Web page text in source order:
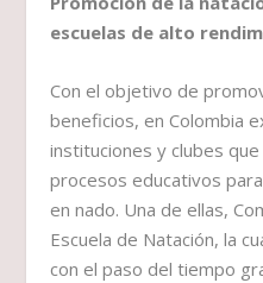
escuelas de alto
Con el objetivo de
beneficios, en Colombia
instituciones y clubes
procesos educativos
en nado. Una de ellas,
Escuela de Natación, la
con el paso del tiempo